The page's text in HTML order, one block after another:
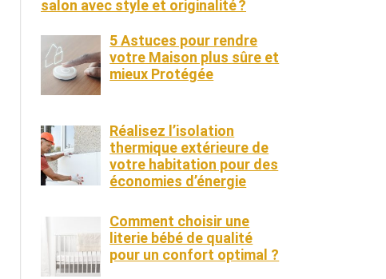
salon avec style et originalité ?
5 Astuces pour rendre
votre Maison plus sûre et
mieux Protégée
Réalisez l’isolation
thermique extérieure de
votre habitation pour des
économies d’énergie
Comment choisir une
literie bébé de qualité
pour un confort optimal ?